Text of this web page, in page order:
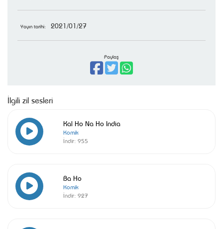
Yayın tarihi: 2021/01/27
Paylaş
İlgili zil sesleri
Kal Ho Na Ho India
Komik
İndir: 955
Ba Ho
Komik
İndir: 927